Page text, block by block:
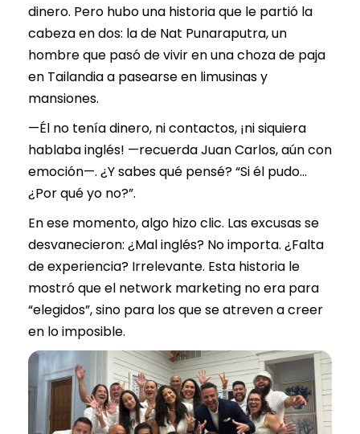
dinero. Pero hubo una historia que le partió la
cabeza en dos: la de Nat Punaraputra, un
hombre que pasó de vivir en una choza de paja
en Tailandia a pasearse en limusinas y
mansiones.
—Él no tenía dinero, ni contactos, ¡ni siquiera
hablaba inglés! —recuerda Juan Carlos, aún con
emoción—. ¿Y sabes qué pensé? “Si él pudo…
¿Por qué yo no?”.
En ese momento, algo hizo clic. Las excusas se
desvanecieron: ¿Mal inglés? No importa. ¿Falta
de experiencia? Irrelevante. Esta historia le
mostró que el network marketing no era para
“elegidos”, sino para los que se atreven a creer
en lo imposible.